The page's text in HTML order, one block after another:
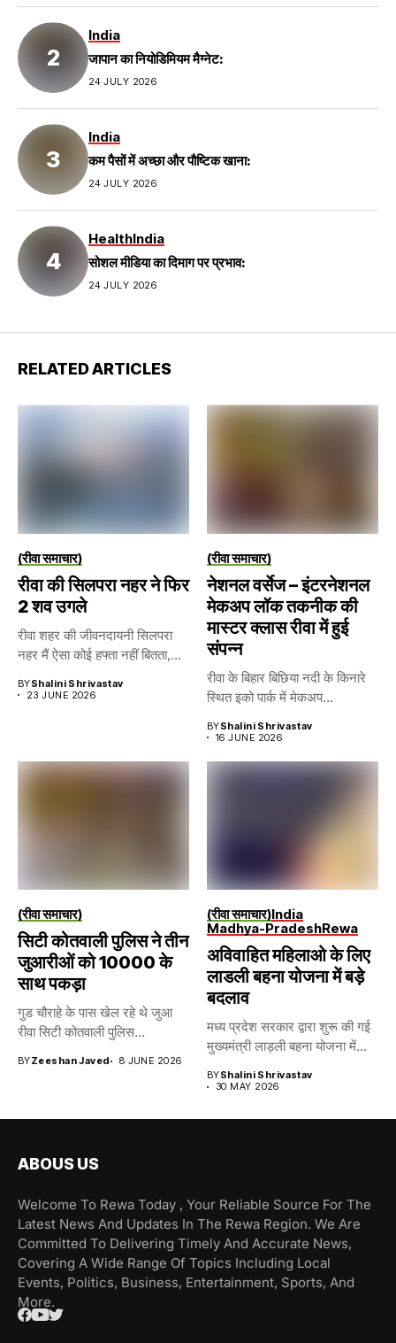
India
जापान का नियोडिमियम मैग्नेट:
24 JULY 2026
India
कम पैसों में अच्छा और पौष्टिक खाना:
24 JULY 2026
HealthIndia
सोशल मीडिया का दिमाग पर प्रभाव:
24 JULY 2026
RELATED ARTICLES
(रीवा समाचार)
रीवा की सिलपरा नहर ने फिर
2 शव उगले
रीवा शहर की जीवनदायनी सिलपरा
नहर मैं ऐसा कोई हफ्ता नहीं बितता,...
BYShalini Shrivastav
23 JUNE 2026
(रीवा समाचार)
नेशनल वर्सेज – इंटरनेशनल
मेकअप लॉक तकनीक की
मास्टर क्लास रीवा में हुई
संपन्न
रीवा के बिहार बिछिया नदी के किनारे
स्थित इको पार्क में मेकअप...
BYShalini Shrivastav
16 JUNE 2026
(रीवा समाचार)
सिटी कोतवाली पुलिस ने तीन
जुआरीओं को 10000 के
साथ पकड़ा
गुड चौराहे के पास खेल रहे थे जुआ
रीवा सिटी कोतवाली पुलिस...
BYZeeshan Javed 8 JUNE 2026
(रीवा समाचार)India
Madhya-PradeshRewa
अविवाहित महिलाओ के लिए
लाडली बहना योजना में बड़े
बदलाव
मध्य प्रदेश सरकार द्वारा शुरू की गई
मुख्यमंत्री लाड़ली बहना योजना में...
BYShalini Shrivastav
30 MAY 2026
ABOUS US
Welcome To Rewa Today , Your Reliable Source For The
Latest News And Updates In The Rewa Region. We Are
Committed To Delivering Timely And Accurate News,
Covering A Wide Range Of Topics Including Local
Events, Politics, Business, Entertainment, Sports, And
More.